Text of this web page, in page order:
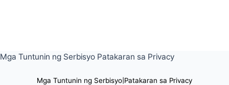
Mga Tuntunin ng Serbisyo Patakaran sa Privacy
Mga Tuntunin ng Serbisyo Patakaran sa Privacy